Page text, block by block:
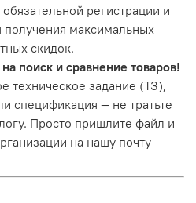
регистрации и
получения максимальных
скидок.
поиск и сравнение товаров!
техническое задание (ТЗ),
спецификация — не тратьте
Просто пришлите файл и
на нашу почту